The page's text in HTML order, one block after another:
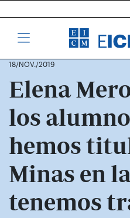
18/NOV./2019
Elena
los
hemos
Minas en
tenemos